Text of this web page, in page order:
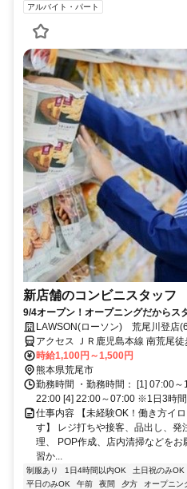
アルバイト・パート
新店舗のコンビニスタッフ
9/4オープン！オープニングだからス
一緒に作りましょう♪
LAWSON(ローソン) 荒尾川登店
アクセス ＪＲ鹿児島本線 南荒尾
（熊本県）徒歩約58分、ＪＲ鹿児
時給1,100円～1,500円
熊本県荒尾市
勤務時間 ・勤務時間： [1] 07:00
22:00 [4] 22:00～07:00 ※1日3時
仕事内容 【未経験OK！働き方イ
す】 レジ打ちや接客、品出し、発
理、 POP作成、店内清掃などを
習か...
制服あり 1日4時間以内OK 土日祝のみOK
平日のみOK
午前 夜間 夕方 オープニン